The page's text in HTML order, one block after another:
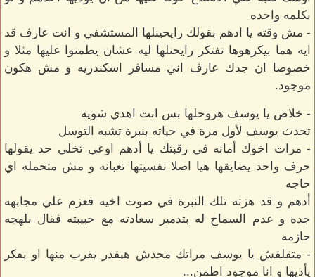
بكلمه واحده
- مش وقته يا ادهم بقولك رايحينلها المستشفي و انت عارف قد
ايه هما بيكرهوها تفتكر رايحنلها ليه عشان يطمنوا عليها مثلا و
خصوصا ان جدك عارف اني مسافر اسكندريه و مش هكون
موجود.
- خلاص يا يوسف هروحلها بس انت اهدي شويه
تحدث يوسف لأول مرة في حياته بنبرة تشبه التوسل
- مرات اخوك أمانه في رقبتك يا أدهم اوعي تخلي حد يقولها
حرف واحد يضايقها هيا اصلا نفسيتها تعبانه و مش متحمله اي
حاجه
أدهم و قد هزته تلك النبرة في صوت اخيه فعزم علي مجابهه
جده و عدم السماح له بتدمير سعادته مع حبيبته فقال بلهجه
حازمه
- متقلقش يا يوسف مراتك محدش هيقدر يقرب منها او يفكر
يأذيها و انا موجود اطمن...